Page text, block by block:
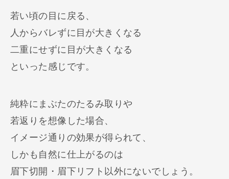
若い頃の目に戻る、
人からバレずに目が大きくなる
二重にせずに目が大きくなる
といった感じです。
純粋にまぶたのたるみ取りや
若返りを想像した場合、
イメージ通りの効果が得られて、
しかも自然に仕上がるのは
眉下切開・眉下リフト以外にないでしょう。